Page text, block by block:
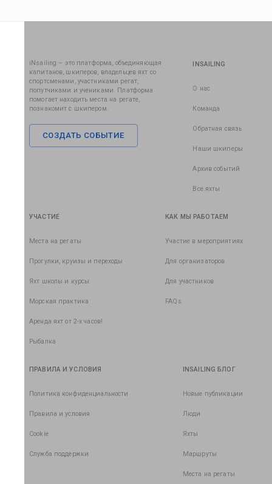
iNsailing – это платформа, объединяющая
капитанов, шкиперов, владельцев яхт со
спортсменами, участниками регат,
попутчиками и учениками. Платформа
помогает находить места на регате,
познакомит с шкипером.
СОЗДАТЬ СОБЫТИЕ
INSAILING
О нас
Команда
Обратная связь
Наши шкиперы
Архив событий
Все яхты
УЧАСТИЕ
Места на регаты
Прогулки, круизы и переходы
Яхт школы и курсы
Морская практика
Аренда яхт от 2-х часов!
Рыбалка
КАК МЫ РАБОТАЕМ
Участие в мероприятиях
Для организаторов
Для участников
FAQs
ПРАВИЛА И УСЛОВИЯ
Политика конфиденциальности
Правила и условия
Cookie
Служба поддержки
INSAILING БЛОГ
Новые публикации
Люди
Яхты
Маршруты
Места на регаты